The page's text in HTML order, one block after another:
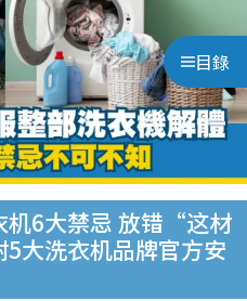
目錄
机6大禁忌 放错“这材
大洗衣机品牌官方安